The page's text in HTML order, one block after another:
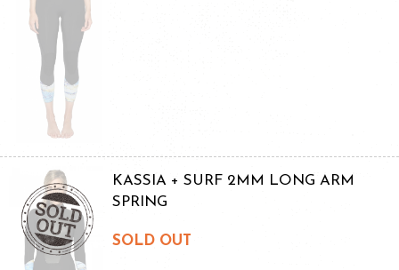
KASSIA + SURF 2MM LONG ARM
SPRING
SOLD OUT